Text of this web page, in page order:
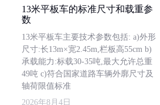
13米平板车的标准尺寸和载重参
数
13米平板车主要技术参数包括: a)外形
尺寸:长13m×宽2.45m,栏板高55cm b)
承载能力:标载30-35吨,最大允许总重
49吨 c)符合国家道路车辆外廓尺寸及
轴荷限值标准
2026年8月4日